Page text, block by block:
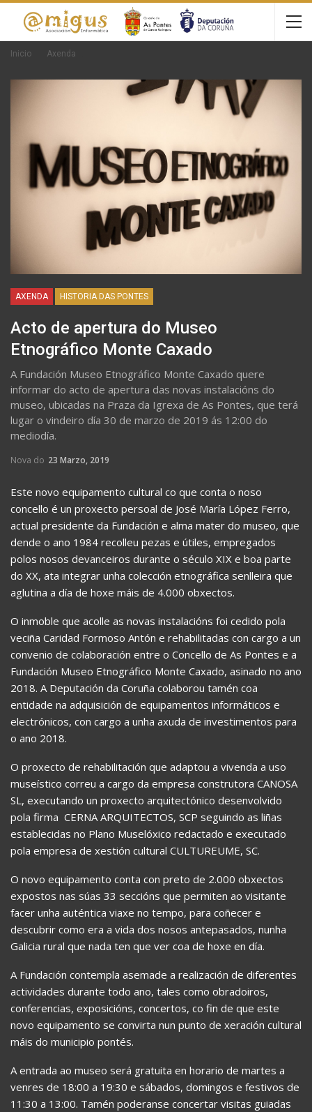
Inicio Axenda
AXENDA HISTORIA DAS PONTES
Acto de apertura do Museo
Etnográfico Monte Caxado
A Fundación Museo Etnográfico Monte Caxado quere
informar do acto de apertura das novas instalacións do
museo, ubicadas na Praza da Igrexa de As Pontes, que terá
lugar o vindeiro día 30 de marzo de 2019 ás 12:00 do
mediodía.
Nova do 23 Marzo, 2019
Este novo equipamento cultural co que conta o noso
concello é un proxecto persoal de José María López Ferro,
actual presidente da Fundación e alma mater do museo, que
dende o ano 1984 recolleu pezas e útiles, empregados
polos nosos devanceiros durante o século XIX e boa parte
do XX, ata integrar unha colección etnográfica senlleira que
aglutina a día de hoxe máis de 4.000 obxectos.
O inmoble que acolle as novas instalacións foi cedido pola
veciña Caridad Formoso Antón e rehabilitadas con cargo a un
convenio de colaboración entre o Concello de As Pontes e a
Fundación Museo Etnográfico Monte Caxado, asinado no ano
2018. A Deputación da Coruña colaborou tamén coa
entidade na adquisición de equipamentos informáticos e
electrónicos, con cargo a unha axuda de investimentos para
o ano 2018.
O proxecto de rehabilitación que adaptou a vivenda a uso
museístico correu a cargo da empresa construtora CANOSA
SL, executando un proxecto arquitectónico desenvolvido
pola firma CERNA ARQUITECTOS, SCP seguindo as liñas
establecidas no Plano Muselóxico redactado e executado
pola empresa de xestión cultural CULTUREUME, SC.
O novo equipamento conta con preto de 2.000 obxectos
expostos nas súas 33 seccións que permiten ao visitante
facer unha auténtica viaxe no tempo, para coñecer e
descubrir como era a vida dos nosos antepasados, nunha
Galicia rural que nada ten que ver coa de hoxe en día.
A Fundación contempla asemade a realización de diferentes
actividades durante todo ano, tales como obradoiros,
conferencias, exposicións, concertos, co fin de que este
novo equipamento se convirta nun punto de xeración cultural
máis do municipio pontés.
A entrada ao museo será gratuita en horario de martes a
venres de 18:00 a 19:30 e sábados, domingos e festivos de
11:30 a 13:00. Tamén poderanse concertar visitas guiadas